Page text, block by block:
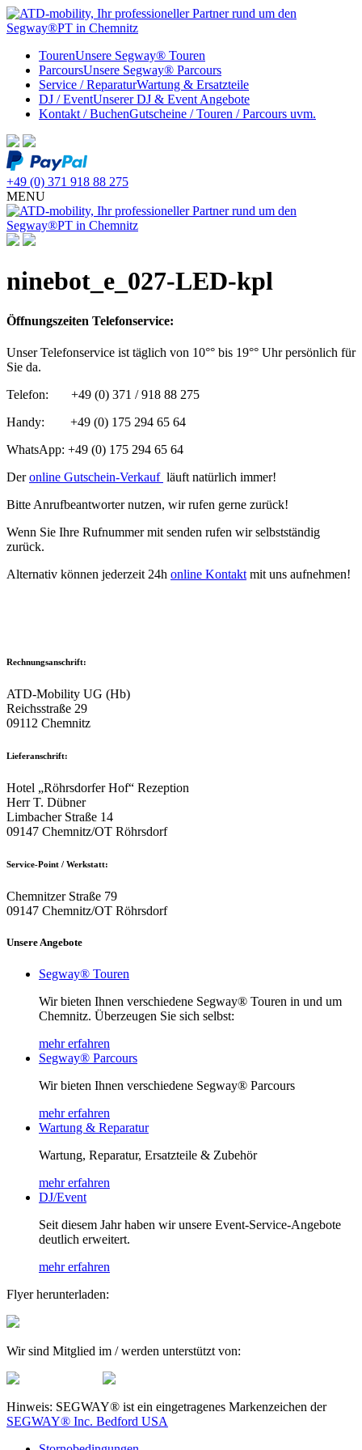
TourenUnsere Segway® Touren
ParcoursUnsere Segway® Parcours
Service / ReparaturWartung & Ersatzteile
DJ / EventUnserer DJ & Event Angebote
Kontakt / BuchenGutscheine / Touren / Parcours uvm.
+49 (0) 371 918 88 275
MENU
ninebot_e_027-LED-kpl
Öffnungszeiten Telefonservice:
Unser Telefonservice ist täglich von 10°° bis 19°° Uhr persönlich für
Sie da.
Telefon: +49 (0) 371 / 918 88 275
Handy: +49 (0) 175 294 65 64
WhatsApp: +49 (0) 175 294 65 64
Deronline Gutschein-Verkauf läuft natürlich immer!
Bitte Anrufbeantworter nutzen, wir rufen gerne zurück!
Wenn Sie Ihre Rufnummer mit senden rufen wir selbstständig
zurück.
Alternativ können jederzeit 24h online Kontakt mit uns aufnehmen!
Rechnungsanschrift:
ATD-Mobility UG (Hb)
Reichsstraße 29
09112 Chemnitz
Lieferanschrift:
Hotel „Röhrsdorfer Hof“ Rezeption
Herr T. Dübner
Limbacher Straße 14
09147 Chemnitz/OT Röhrsdorf
Service-Point / Werkstatt:
Chemnitzer Straße 79
09147 Chemnitz/OT Röhrsdorf
Unsere Angebote
Segway® Touren
Wir bieten Ihnen verschiedene Segway® Touren in und um
Chemnitz. Überzeugen Sie sich selbst:
mehr erfahren
Segway® Parcours
Wir bieten Ihnen verschiedene Segway® Parcours
mehr erfahren
Wartung & Reparatur
Wartung, Reparatur, Ersatzteile & Zubehör
mehr erfahren
DJ/Event
Seit diesem Jahr haben wir unsere Event-Service-Angebote
deutlich erweitert.
mehr erfahren
Flyer herunterladen:
Wir sind Mitglied im / werden unterstützt von:
Hinweis: SEGWAY® ist ein eingetragenes Markenzeichen der
SEGWAY® Inc. Bedford USA